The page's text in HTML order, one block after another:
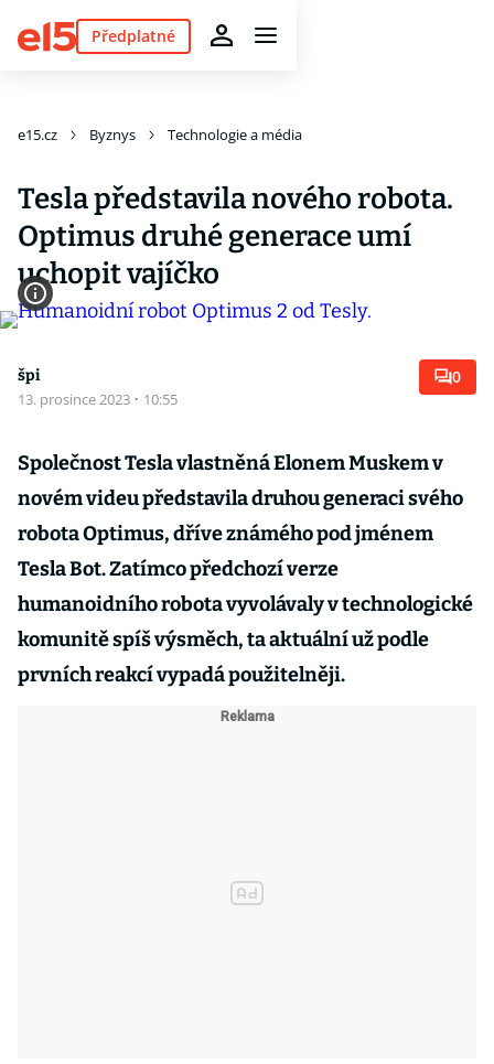
Předplatné
e15.cz Byznys Technologie a média
Tesla představila nového robota.
Optimus druhé generace umí
uchopit vajíčko
špi
13. prosince 2023 · 10:55
0
Společnost Tesla vlastněná Elonem Muskem v
novém videu představila druhou generaci svého
robota Optimus, dříve známého pod jménem
Tesla Bot. Zatímco předchozí verze
humanoidního robota vyvolávaly v technologické
komunitě spíš výsměch, ta aktuální už podle
prvních reakcí vypadá použitelněji.